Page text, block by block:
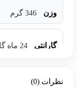
وزن 346 گرم
گارانتی 24 ماه گارانتی سازگار ارقام
نظرات (0)